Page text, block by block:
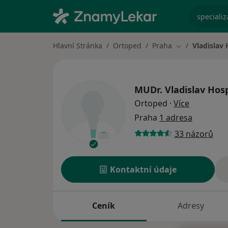
Hlavní Stránka Ortoped Praha Změna města
Vladislav
MUDr. Vladislav
Ortoped · Více
Praha 1 adresa
33 názorů
Kontaktní údaje
Ceník Adresy